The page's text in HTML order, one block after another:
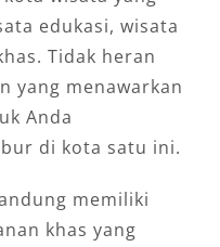
edukasi, wisata
Tidak heran
yang menawarkan
Anda
di kota satu ini.
memiliki
khas yang